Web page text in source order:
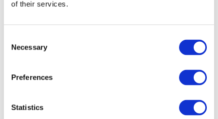
of their services.
Selection
Necessary
Preferences
Statistics
Productomschrijving
Reviews